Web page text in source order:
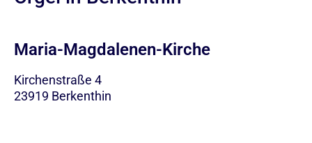
Maria-Magdalenen-Kirche
Kirchenstraße 4
23919 Berkenthin